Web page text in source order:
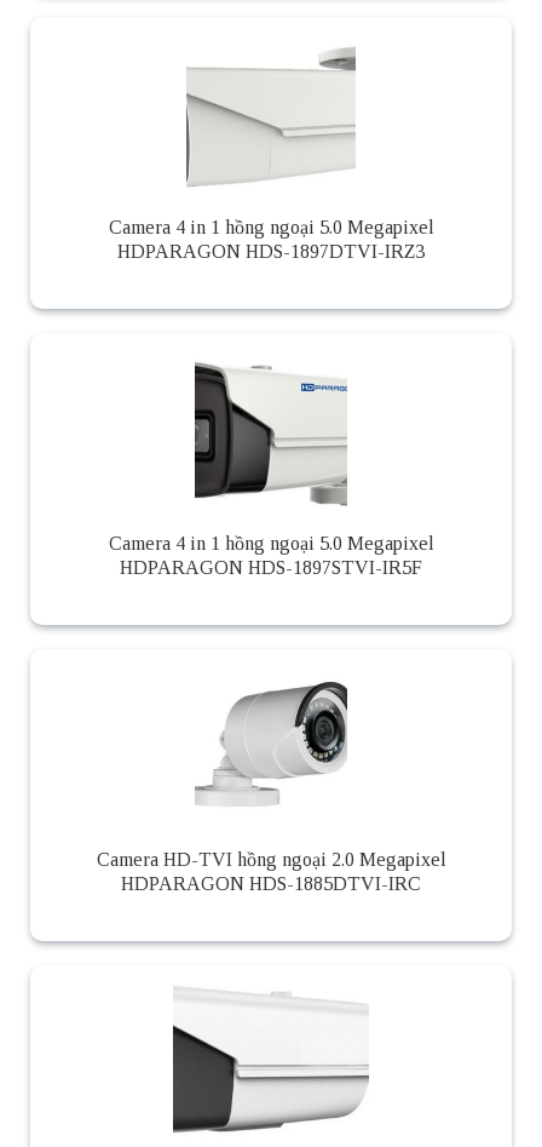
Camera 4 in 1 hồng ngoại 5.0 Megapixel
HDPARAGON HDS-1897DTVI-IRZ3
Camera 4 in 1 hồng ngoại 5.0 Megapixel
HDPARAGON HDS-1897STVI-IR5F
Camera HD-TVI hồng ngoại 2.0 Megapixel
HDPARAGON HDS-1885DTVI-IRC